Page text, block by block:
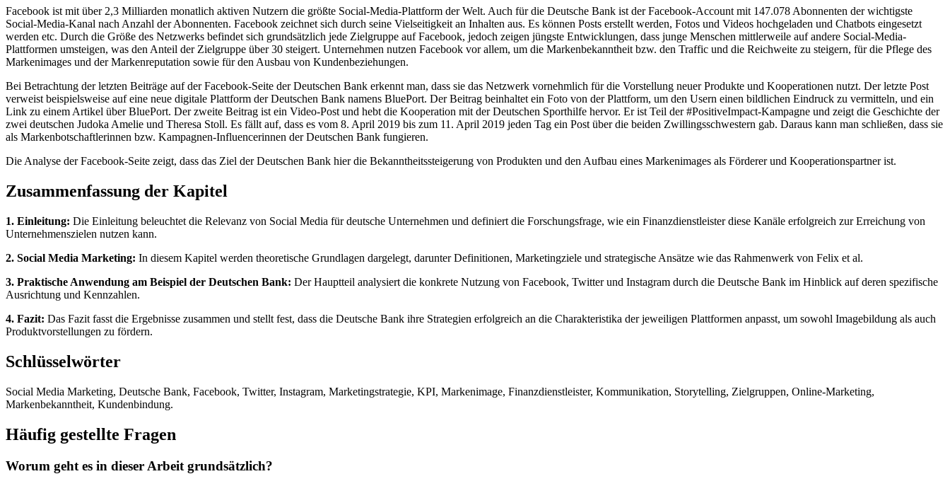
Facebook ist mit über 2,3 Milliarden monatlich aktiven Nutzern die größte Social-Media-Plattform der Welt. Auch für die Deutsche Bank ist der Facebook-Account mit 147.078 Abonnenten der wichtigste
Social-Media-Kanal nach Anzahl der Abonnenten. Facebook zeichnet sich durch seine Vielseitigkeit an Inhalten aus. Es können Posts erstellt werden, Fotos und Videos hochgeladen und Chatbots eingesetzt
werden etc. Durch die Größe des Netzwerks befindet sich grundsätzlich jede Zielgruppe auf Facebook, jedoch zeigen jüngste Entwicklungen, dass junge Menschen mittlerweile auf andere Social-Media-
Plattformen umsteigen, was den Anteil der Zielgruppe über 30 steigert. Unternehmen nutzen Facebook vor allem, um die Markenbekanntheit bzw. den Traffic und die Reichweite zu steigern, für die Pflege des
Markenimages und der Markenreputation sowie für den Ausbau von Kundenbeziehungen.
Bei Betrachtung der letzten Beiträge auf der Facebook-Seite der Deutschen Bank erkennt man, dass sie das Netzwerk vornehmlich für die Vorstellung neuer Produkte und Kooperationen nutzt. Der letzte Post
verweist beispielsweise auf eine neue digitale Plattform der Deutschen Bank namens BluePort. Der Beitrag beinhaltet ein Foto von der Plattform, um den Usern einen bildlichen Eindruck zu vermitteln, und ein
Link zu einem Artikel über BluePort. Der zweite Beitrag ist ein Video-Post und hebt die Kooperation mit der Deutschen Sporthilfe hervor. Er ist Teil der #PositiveImpact-Kampagne und zeigt die Geschichte der
zwei deutschen Judoka Amelie und Theresa Stoll. Es fällt auf, dass es vom 8. April 2019 bis zum 11. April 2019 jeden Tag ein Post über die beiden Zwillingsschwestern gab. Daraus kann man schließen, dass sie
als Markenbotschaftlerinnen bzw. Kampagnen-Influencerinnen der Deutschen Bank fungieren.
Die Analyse der Facebook-Seite zeigt, dass das Ziel der Deutschen Bank hier die Bekanntheitssteigerung von Produkten und den Aufbau eines Markenimages als Förderer und Kooperationspartner ist.
Zusammenfassung der Kapitel
1. Einleitung: Die Einleitung beleuchtet die Relevanz von Social Media für deutsche Unternehmen und definiert die Forschungsfrage, wie ein Finanzdienstleister diese Kanäle erfolgreich zur Erreichung von
Unternehmenszielen nutzen kann.
2. Social Media Marketing: In diesem Kapitel werden theoretische Grundlagen dargelegt, darunter Definitionen, Marketingziele und strategische Ansätze wie das Rahmenwerk von Felix et al.
3. Praktische Anwendung am Beispiel der Deutschen Bank: Der Hauptteil analysiert die konkrete Nutzung von Facebook, Twitter und Instagram durch die Deutsche Bank im Hinblick auf deren spezifische
Ausrichtung und Kennzahlen.
4. Fazit: Das Fazit fasst die Ergebnisse zusammen und stellt fest, dass die Deutsche Bank ihre Strategien erfolgreich an die Charakteristika der jeweiligen Plattformen anpasst, um sowohl Imagebildung als auch
Produktvorstellungen zu fördern.
Schlüsselwörter
Social Media Marketing, Deutsche Bank, Facebook, Twitter, Instagram, Marketingstrategie, KPI, Markenimage, Finanzdienstleister, Kommunikation, Storytelling, Zielgruppen, Online-Marketing,
Markenbekanntheit, Kundenbindung.
Häufig gestellte Fragen
Worum geht es in dieser Arbeit grundsätzlich?